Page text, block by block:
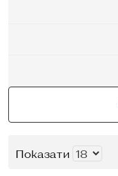
Показати